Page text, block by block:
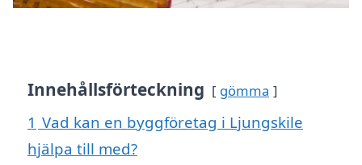
Innehållsförteckning gömma
1 Vad kan en byggföretag i Ljungskile
hjälpa till med?